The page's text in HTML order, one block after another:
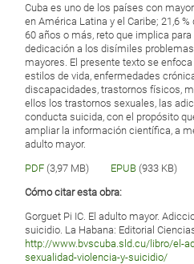
Cuba es uno de los países con
en América Latina y el Caribe; 21,6
60 años o más, reto que implica
dedicación a los disímiles
mayores. El presente texto se
estilos de vida, enfermedades
discapacidades, trastornos físicos,
ellos los trastornos sexuales, las
conducta suicida, con el propósito
ampliar la información científica, a
adulto mayor.
PDF (3,97 MB) EPUB (933 KB)
Cómo citar esta obra:
Gorguet Pi IC. El adulto mayor.
suicidio. La Habana: Editorial
http://www.bvscuba.sld.cu/libro/el-
sexualidad-violencia-y-suicidio/